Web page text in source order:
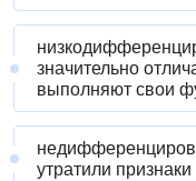
значительно
выполняют свои
утратили